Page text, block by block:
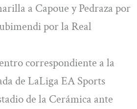
a Capoue y Pedraza por
por la Real
correspondiente a la
de LaLiga EA Sports
de la Cerámica ante